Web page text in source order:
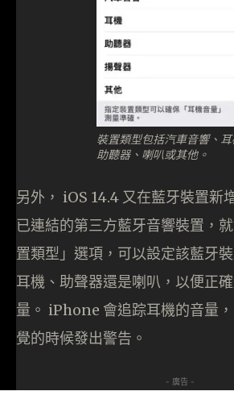
裝置類型包括汽車音響、耳
助聽器、喇叭或其他。
另外， iOS 14.4 又在藍牙裝置新
已連結的第三方藍牙音響裝置，
置類型」選項，可以設定該藍牙
耳機、助聲器還是喇叭，以便正
量。 iPhone 會追踪耳機的音量
覺的時候發出警告。
- 廣告 -